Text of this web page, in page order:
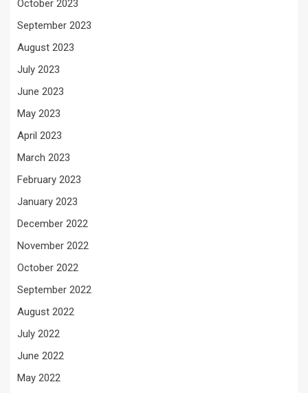
October 2023
September 2023
August 2023
July 2023
June 2023
May 2023
April 2023
March 2023
February 2023
January 2023
December 2022
November 2022
October 2022
September 2022
August 2022
July 2022
June 2022
May 2022